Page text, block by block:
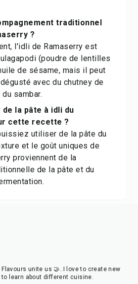
traditionnel
?
l'idli de Ramaserry est
(poudre de lentilles
de sésame, mais il peut
avec du chutney de
sambar.
la pâte à idli du
cette recette ?
utiliser de la pâte du
et le goût uniques de
proviennent de la
de la pâte et du
unite us 🤝..I love to create new
learn about different cuisine.